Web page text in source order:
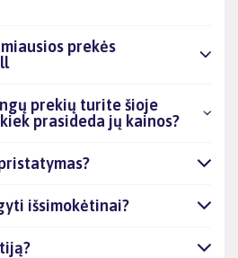
prekės
prekių turite šioje
prasideda jų kainos?
išsimokėtinai?